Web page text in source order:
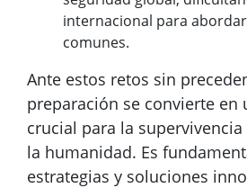
internacional para
comunes.
Ante estos retos sin
preparación se convierte en
crucial para la
la humanidad. Es
estrategias y soluciones